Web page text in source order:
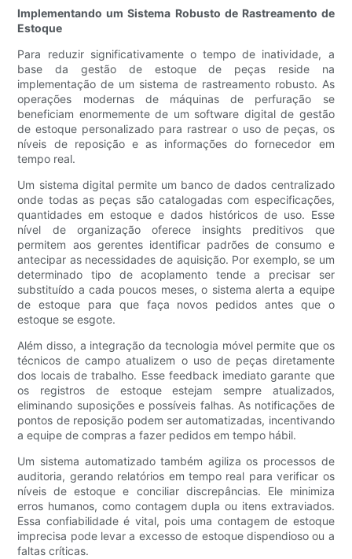
Implementando um Sistema Robusto de Rastreamento de
Estoque
Para reduzir significativamente o tempo de inatividade, a
base da gestão de estoque de peças reside na
implementação de um sistema de rastreamento robusto. As
operações modernas de máquinas de perfuração se
beneficiam enormemente de um software digital de gestão
de estoque personalizado para rastrear o uso de peças, os
níveis de reposição e as informações do fornecedor em
tempo real.
Um sistema digital permite um banco de dados centralizado
onde todas as peças são catalogadas com especificações,
quantidades em estoque e dados históricos de uso. Esse
nível de organização oferece insights preditivos que
permitem aos gerentes identificar padrões de consumo e
antecipar as necessidades de aquisição. Por exemplo, se um
determinado tipo de acoplamento tende a precisar ser
substituído a cada poucos meses, o sistema alerta a equipe
de estoque para que faça novos pedidos antes que o
estoque se esgote.
Além disso, a integração da tecnologia móvel permite que os
técnicos de campo atualizem o uso de peças diretamente
dos locais de trabalho. Esse feedback imediato garante que
os registros de estoque estejam sempre atualizados,
eliminando suposições e possíveis falhas. As notificações de
pontos de reposição podem ser automatizadas, incentivando
a equipe de compras a fazer pedidos em tempo hábil.
Um sistema automatizado também agiliza os processos de
auditoria, gerando relatórios em tempo real para verificar os
níveis de estoque e conciliar discrepâncias. Ele minimiza
erros humanos, como contagem dupla ou itens extraviados.
Essa confiabilidade é vital, pois uma contagem de estoque
imprecisa pode levar a excesso de estoque dispendioso ou a
faltas críticas.